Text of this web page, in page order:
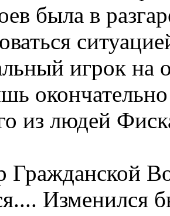
была в
игрок на
из людей
Изменился